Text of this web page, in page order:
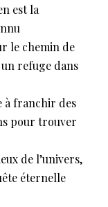
est la
le chemin de
refuge dans
à franchir des
pour trouver
de l’univers,
éternelle